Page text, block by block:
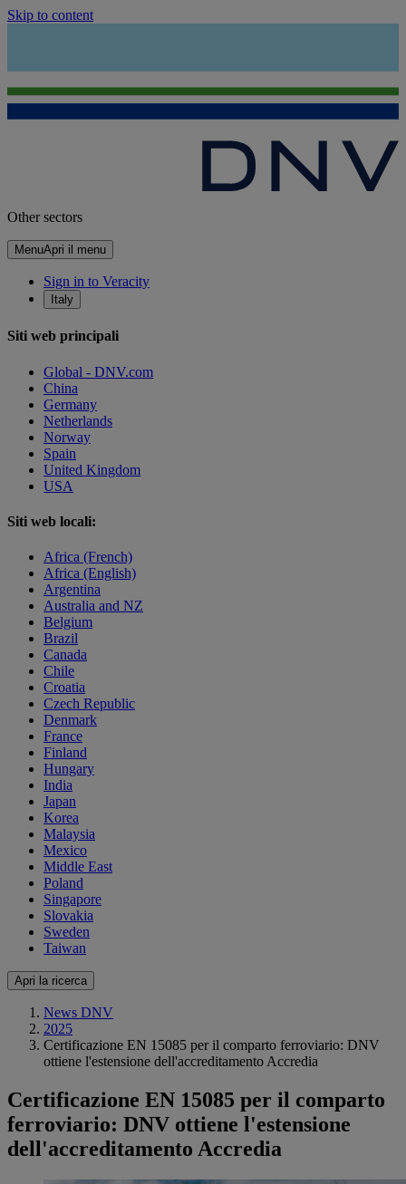
Skip to content
Other sectors
MenuApri il menu
Sign in to Veracity
Italy
Siti web principali
Global - DNV.com
China
Germany
Netherlands
Norway
Spain
United Kingdom
USA
Siti web locali:
Africa (French)
Africa (English)
Argentina
Australia and NZ
Belgium
Brazil
Canada
Chile
Croatia
Czech Republic
Denmark
France
Finland
Hungary
India
Japan
Korea
Malaysia
Mexico
Middle East
Poland
Singapore
Slovakia
Sweden
Taiwan
Apri la ricerca
News DNV
2025
Certificazione EN 15085 per il comparto ferroviario: DNV
ottiene l'estensione dell'accreditamento Accredia
Certificazione EN 15085 per il comparto
ferroviario: DNV ottiene l'estensione
dell'accreditamento Accredia